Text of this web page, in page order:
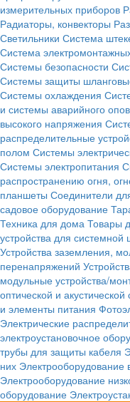
измерительных приборов
Радиаторы, конвекторы
Светильники Система
Система
Системы безопасности
Системы защиты
Системы охлаждения
и системы аварийного
высокого напряжения
распределительные
полом Системы
Системы электропитания
распространению огня,
планшеты Соединители
садовое оборудование
Техника для дома Товары
устройства для системной
Устройства заземления,
перенапряжений
модульные устройства/
оптической и акустической
и элементы питания
Электрические
электроустановочное
трубы для защиты кабеля
них Электрооборудование
Электрооборудование
оборудование